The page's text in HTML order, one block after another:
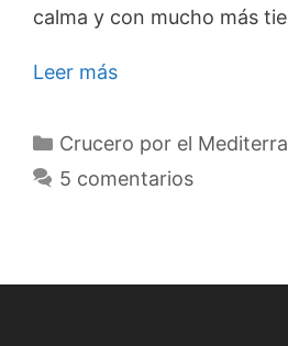
calma y con mucho más
Leer más
Categorías
Crucero por el
5 comentarios